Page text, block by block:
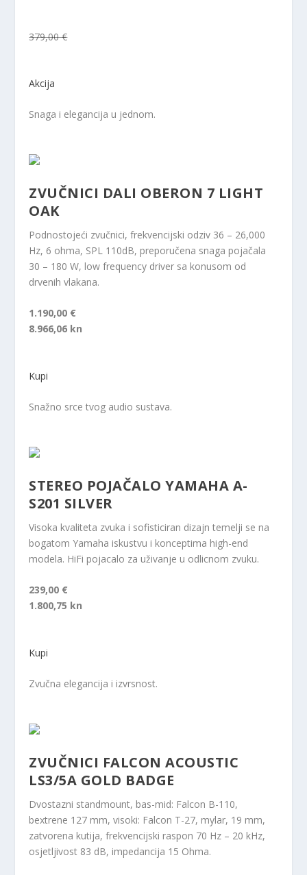
379,00 €
Akcija
Snaga i elegancija u jednom.
ZVUČNICI DALI OBERON 7 LIGHT
OAK
Podnostojeći zvučnici, frekvencijski odziv 36 – 26,000
Hz, 6 ohma, SPL 110dB, preporučena snaga pojačala
30 – 180 W, low frequency driver sa konusom od
drvenih vlakana.
1.190,00 €
8.966,06 kn
Kupi
Snažno srce tvog audio sustava.
STEREO POJAČALO YAMAHA A-
S201 SILVER
Visoka kvaliteta zvuka i sofisticiran dizajn temelji se na
bogatom Yamaha iskustvu i konceptima high-end
modela. HiFi pojacalo za uživanje u odlicnom zvuku.
239,00 €
1.800,75 kn
Kupi
Zvučna elegancija i izvrsnost.
ZVUČNICI FALCON ACOUSTIC
LS3/5A GOLD BADGE
Dvostazni standmount, bas-mid: Falcon B-110,
bextrene 127 mm, visoki: Falcon T-27, mylar, 19 mm,
zatvorena kutija, frekvencijski raspon 70 Hz – 20 kHz,
osjetljivost 83 dB, impedancija 15 Ohma.